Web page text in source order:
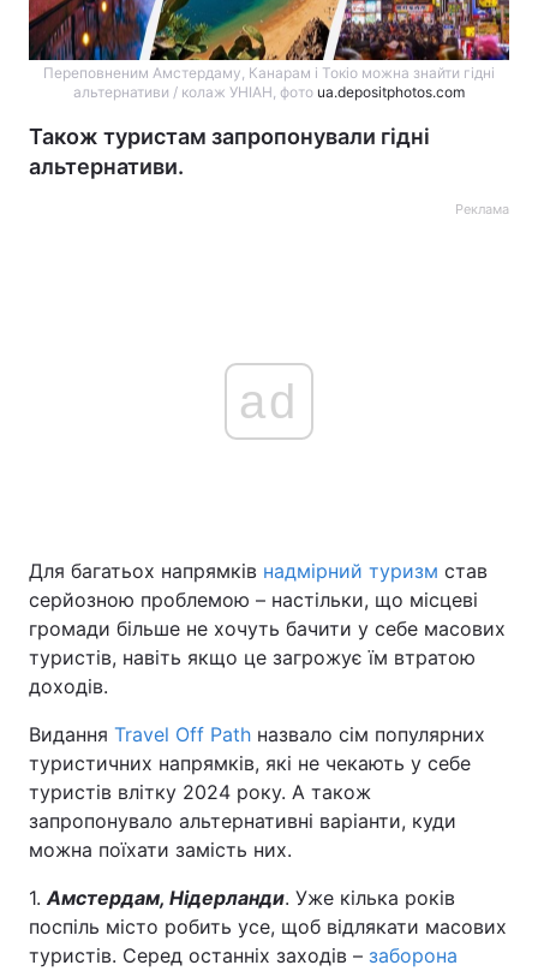
Переповненим Амстердаму, Канарам і Токіо можна знайти гідні
альтернативи / колаж УНІАН, фото ua.depositphotos.com
Також туристам запропонували гідні
альтернативи.
Реклама
ad
Для багатьох напрямків надмірний туризм став
серйозною проблемою – настільки, що місцеві
громади більше не хочуть бачити у себе масових
туристів, навіть якщо це загрожує їм втратою
доходів.
Видання Travel Off Path назвало сім популярних
туристичних напрямків, які не чекають у себе
туристів влітку 2024 року. А також
запропонувало альтернативні варіанти, куди
можна поїхати замість них.
1.Амстердам, Нідерланди. Уже кілька років
поспіль місто робить усе, щоб відлякати масових
туристів. Серед останніх заходів – заборона